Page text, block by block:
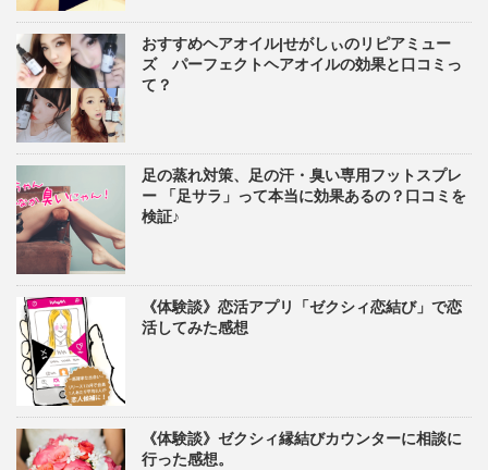
おすすめヘアオイル|せがしぃのリピアミュー
ズ パーフェクトヘアオイルの効果と口コミっ
て？
足の蒸れ対策、足の汗・臭い専用フットスプレ
ー 「足サラ」って本当に効果あるの？口コミを
検証♪
《体験談》恋活アプリ「ゼクシィ恋結び」で恋
活してみた感想
《体験談》ゼクシィ縁結びカウンターに相談に
行った感想。